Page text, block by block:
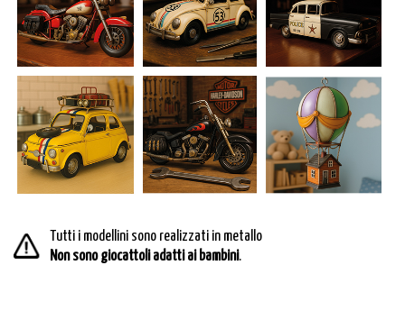
Tutti i modellini sono realizzati in metallo
Non sono giocattoli adatti ai bambini.